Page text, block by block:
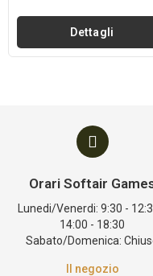
Dettagli
Orari Softair
Lunedi/Venerdi: 9:30 -
14:00 - 18:30
Sabato/Domenica:
Il negozio